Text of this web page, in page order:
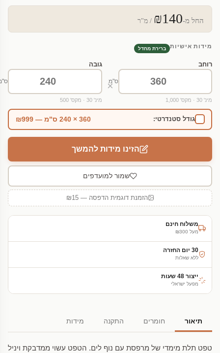
החל מ-₪140 / מ"ר
מידות אישיות ברירת מחדל
רוחב
ס"מ
מינ' 30 · מקס' 1,000
×
גובה
מינ' 30 · מקס' 500
גודל סטנדרטי: 360 × 240 ס"מ — ₪999
הזינו מידות להמשך
שמור למועדפים
הזמנת דוגמית הדפסה — ₪15
משלוח חינם
מעל ₪300
30 יום החזרה
ללא שאלות
ייצור 48 שעות
מפעל ישראלי
תיאור חומרים התקנה מידות
טפט תלת מימדי של מרפסת עם נוף לים. הטפט עשוי ממדבקת ויניל